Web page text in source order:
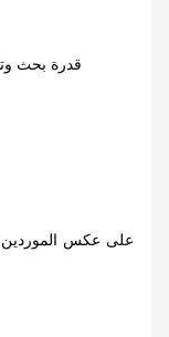
قدرة بحث
على عكس الموردين